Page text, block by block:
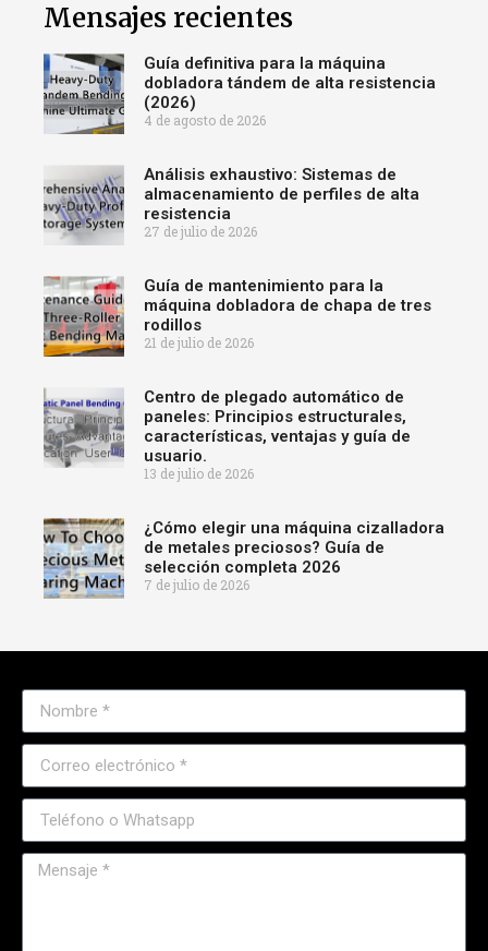
Mensajes recientes
Guía definitiva para la máquina
dobladora tándem de alta resistencia
(2026)
4 de agosto de 2026
Análisis exhaustivo: Sistemas de
almacenamiento de perfiles de alta
resistencia
27 de julio de 2026
Guía de mantenimiento para la
máquina dobladora de chapa de tres
rodillos
21 de julio de 2026
Centro de plegado automático de
paneles: Principios estructurales,
características, ventajas y guía de
usuario.
13 de julio de 2026
¿Cómo elegir una máquina cizalladora
de metales preciosos? Guía de
selección completa 2026
7 de julio de 2026